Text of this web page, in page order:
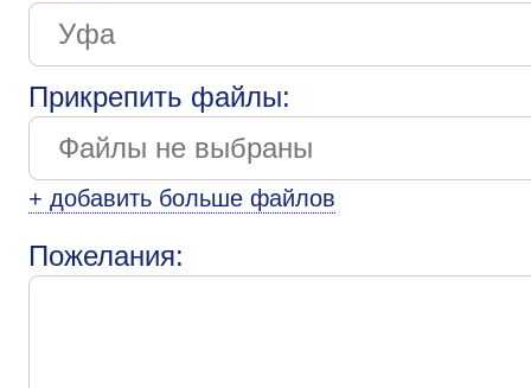
Прикрепить файлы:
+ добавить больше файлов
Пожелания: